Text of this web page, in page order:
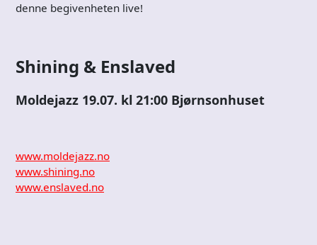
denne begivenheten live!
Shining & Enslaved
Moldejazz 19.07. kl 21:00 Bjørnsonhuset
www.moldejazz.no
www.shining.no
www.enslaved.no